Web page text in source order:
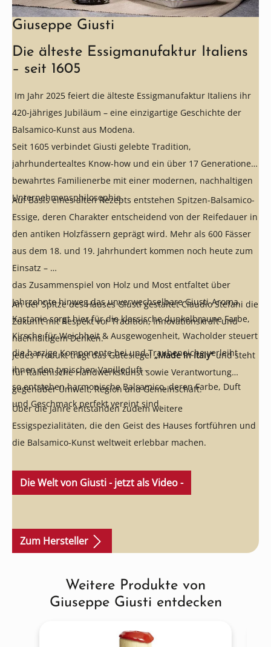
Giuseppe Giusti
Die älteste Essigmanufaktur Italiens
– seit 1605
Im Jahr 2025 feiert die älteste Essigmanufaktur Italiens ihr
420-jähriges Jubiläum – eine einzigartige Geschichte der
Balsamico-Kunst aus Modena.
Seit 1605 verbindet Giusti gelebte Tradition,
jahrhundertealtes Know-how und ein über 17 Generationen
bewahrtes Familienerbe mit einer modernen, nachhaltigen
Unternehmensphilosophie.
Auf Basis eines alten Rezepts entstehen Spitzen-Balsamico-
Essige, deren Charakter entscheidend von der Reifedauer in
den antiken Holzfässern geprägt wird. Mehr als 600 Fässer
aus dem 18. und 19. Jahrhundert kommen noch heute zum
Einsatz –
das Zusammenspiel von Holz und Most entfaltet über
Jahrzehnte hinweg das unverwechselbare Giusti-Aroma.
Kastanie sorgt hier für die klassische dunkelbraune Farbe,
Kirsche für Weichheit & Ausgewogenheit, Wacholder steuert
die harzige Komponente bei und Traubeneiche verleiht
ihnen den typischen Vanilleduft –
so entstehen harmonische Balsamico, deren Farbe, Duft
und Geschmack perfekt vereint sind.
An der Spitze des Hauses Giusti gestaltet Claudio Stefani die
Zukunft mit Respekt vor Tradition, Innovationskraft und
nachhaltigem Denken.
Jedes Produkt trägt das Gütesiegel„Made in Italy“und steht
für italienische Handwerkskunst sowie Verantwortung
gegenüber Umwelt, Region und Gemeinschaft.
Über die Jahre entstanden zudem weitere
Essigspezialitäten, die den Geist des Hauses fortführen und
die Balsamico-Kunst weltweit erlebbar machen.
Die Welt von Giusti - jetzt als Video -
Zum Hersteller
Produktgalerie überspringen
Weitere Produkte von
Giuseppe Giusti entdecken